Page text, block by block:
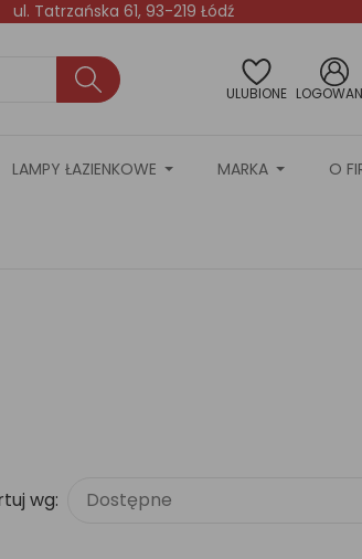
ul. Tatrzańska 61, 93-219 Łódź
ULUBIONE
LAMPY ŁAZIENKOWE MARKA O
wg: